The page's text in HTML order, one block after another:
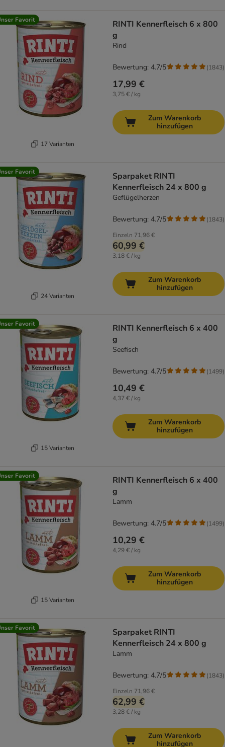
Favorit
17 Varianten
RINTI Kennerfleisch 6 x 800
g
Rind
17,99 €
3,75 € / kg
Bewertung: 4.7/5 (1843)
Zum Warenkorb
hinzufügen
Favorit
24 Varianten
Sparpaket RINTI
Kennerfleisch 24 x 800 g
Geflügelherzen
Einzeln 71,96 €
60,99 €
3,18 € / kg
Bewertung: 4.7/5 (1843)
Zum Warenkorb
hinzufügen
Favorit
15 Varianten
RINTI Kennerfleisch 6 x 400
g
Seefisch
10,49 €
4,37 € / kg
Bewertung: 4.7/5 (1499)
Zum Warenkorb
hinzufügen
Favorit
15 Varianten
RINTI Kennerfleisch 6 x 400
g
Lamm
10,29 €
4,29 € / kg
Bewertung: 4.7/5 (1499)
Zum Warenkorb
hinzufügen
Favorit
Sparpaket RINTI
Kennerfleisch 24 x 800 g
Lamm
Einzeln 71,96 €
62,99 €
3,28 € / kg
Bewertung: 4.7/5 (1843)
Zum Warenkorb
hinzufügen